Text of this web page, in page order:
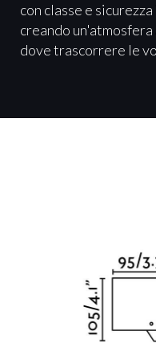
con classe e
creando
dove trascorrere le